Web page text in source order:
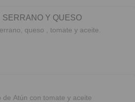
SERRANO Y QUESO
queso , tomate y aceite.
de Atún con tomate y aceite